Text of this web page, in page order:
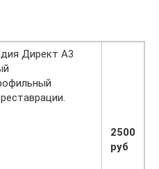
Директ А3
2500
руб